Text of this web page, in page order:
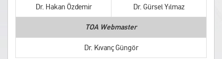
Dr. Hakan Özdemir Dr. Gürsel Yılmaz
TOA Webmaster
Dr. Kıvanç Güngör